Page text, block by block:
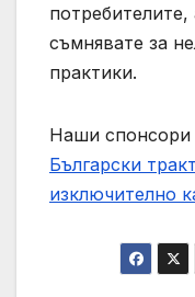
съмнявате за
практики.
Наши спонсори
Български
изключително